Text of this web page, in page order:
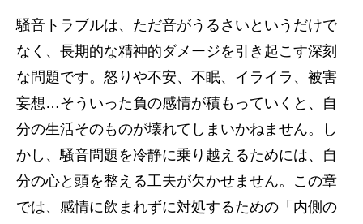
騒音トラブルは、ただ音がうるさいというだけで
なく、長期的な精神的ダメージを引き起こす深刻
な問題です。怒りや不安、不眠、イライラ、被害
妄想…そういった負の感情が積もっていくと、自
分の生活そのものが壊れてしまいかねません。し
かし、騒音問題を冷静に乗り越えるためには、自
分の心と頭を整える工夫が欠かせません。この章
では、感情に飲まれずに対処するための「内側の